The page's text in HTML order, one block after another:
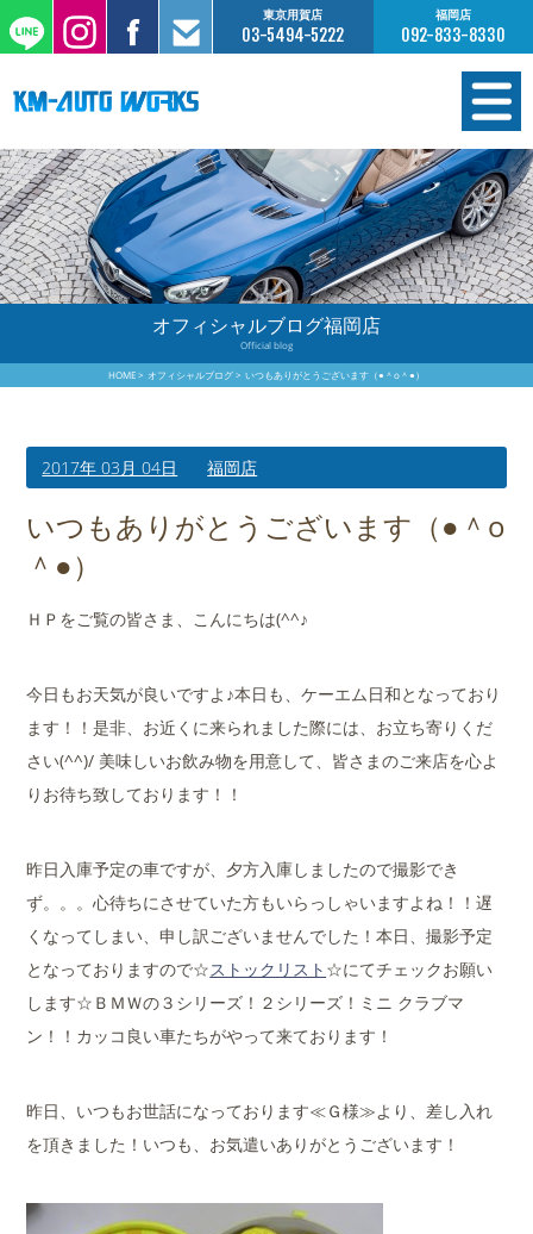
東京用賀店
03-5494-5222
福岡店
092-833-8330
在庫情報
オーダー販売
工場サービス
保証について
買取査定のご案内
店舗案内
オフィシャルブログ福岡店
Official blog
HOME オフィシャルブログ いつもありがとうございます（●＾o＾●）
2017年 03月 04日 福岡店
いつもありがとうございます（●＾o
＾●）
ＨＰをご覧の皆さま、こんにちは(^^♪
今日もお天気が良いですよ♪本日も、ケーエム日和となっており
ます！！是非、お近くに来られました際には、お立ち寄りくだ
さい(^^)/ 美味しいお飲み物を用意して、皆さまのご来店を心よ
りお待ち致しております！！
昨日入庫予定の車ですが、夕方入庫しましたので撮影でき
ず。。。心待ちにさせていた方もいらっしゃいますよね！！遅
くなってしまい、申し訳ございませんでした！本日、撮影予定
となっておりますので☆ストックリスト ☆にてチェックお願い
します☆ＢＭＷの３シリーズ！２シリーズ！ミニ クラブマ
ン！！カッコ良い車たちがやって来ております！
昨日、いつもお世話になっております≪Ｇ様≫より、差し入れ
を頂きました！いつも、お気遣いありがとうございます！